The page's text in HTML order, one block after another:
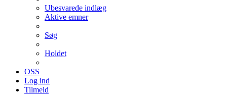
Ubesvarede indlæg
Aktive emner
Søg
Holdet
OSS
Log ind
Tilmeld